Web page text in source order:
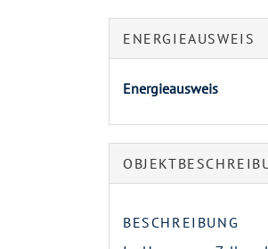
ENERGIEAUSWEIS
Energieausweis
BESCHREIBUNG